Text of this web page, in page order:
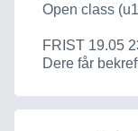
Open class
FRIST 19.05
Dere får